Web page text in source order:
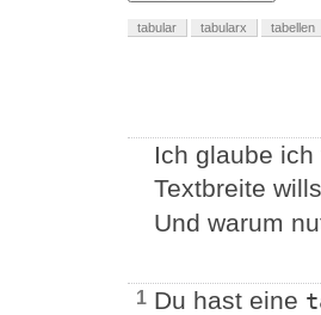
tabular tabularx tabellen
Ich glaube
Textbreite
Und warum
1 Du hast eine